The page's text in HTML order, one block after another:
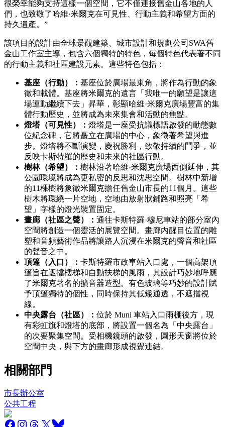
很榮幸能夠支持這樣一個空間，它不僅連接舊金山各地的人
們，也致敬了哈維·米爾克在可見性、行動主義和希望方面的
持久遺產。”
該項目的設計由全球景觀建築、城市設計和規劃公司SWA舊
金山工作室主導，包含六個獨特的特色，每個特色代表著不同
的行動主義和社區建設元素。這些特色包括：
基座（行動）： 基座位於廣場最東角，將作為行動的象
徵和載體。基座將米爾克的遺言「我唯一的願望是讓這
場運動繼續下去」昇華，彰顯哈維·米爾克廣場豐富的集
體行動歷史，並將成為未來集會和活動的焦點。
燈塔（可見性）： 燈塔是一座受抗議標語啟發的動態數
位紀念碑，它將矗立在廣場的中心，象徵著希望與進
步。燈塔將不斷演變，慶祝勝利，致敬持續的鬥爭，並
反映卡斯特羅的歷史和未來的社區行動。
樹林（希望）： 樹林沿著哈維·米爾克廣場西側延伸，其
公園環境將成為更私密的反思和沈思空間。樹林中新增
的11棵樹將象徵米爾克擔任舊金山市長的11個月。這些
樹木將環繞一片空地，空地由放射狀鋪路和照亮「希
望」字樣的燈光裝置固定。
畫廊（社區之聲）： 通往卡斯特羅·穆尼車站的部分室內
空間將創造一個靈活的展覽空間。畫廊內醒目位置的雕
塑和音頻藝術作品將讓路人沉浸在米爾克的聲音和社區
的聲音之中。
頂篷（入口）： 卡斯特羅市政車站入口處，一個高架頂
篷旨在遮擋樓梯和自動扶梯的風雨，其設計巧妙地呼應
了米爾克著名的擴音器造型。有色玻璃等巧妙的設計賦
予頂篷獨特的個性，同時保持其低矮通透，不遮擋視
線。
中央露台（社區）： 位於 Muni 車站入口雨棚後方，現
有彩虹旗和燈塔的底部，將設置一個名為「中央露台」
的次要聚集空間。受相機鏡頭的啟發，圓形天窗將位於
空間中央，與下方的畫廊形成視覺連結。
相關部門
市長辦公室
公共工程